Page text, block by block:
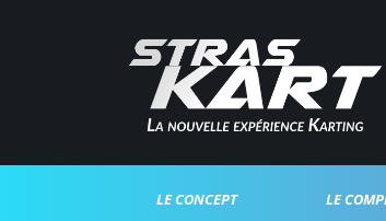
LE CONCEPT LE